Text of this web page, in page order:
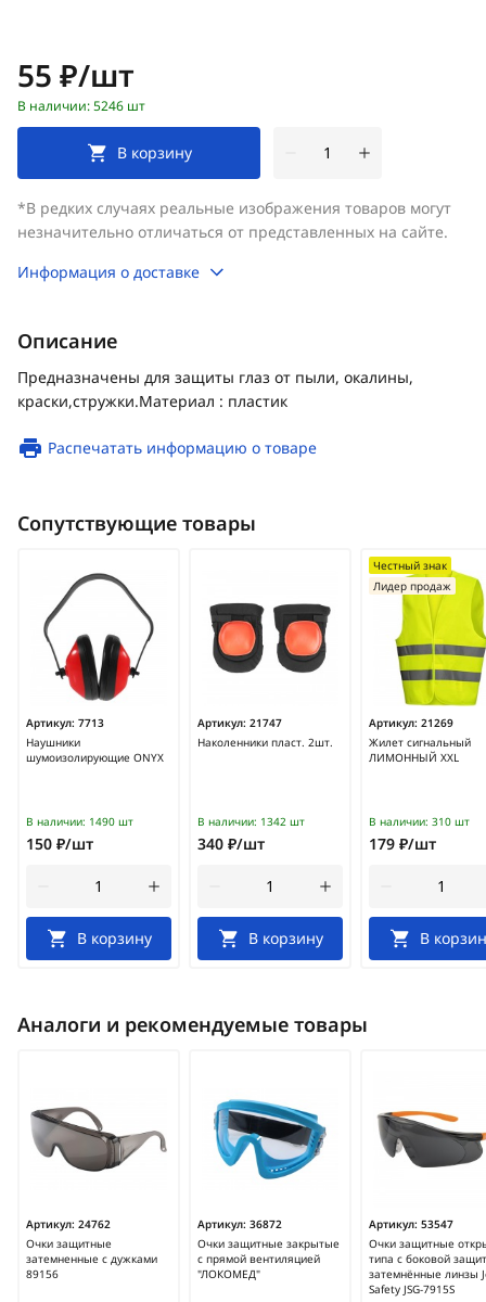
Цена:
55 ₽/шт
В наличии: 5246 шт
В корзину
*В редких случаях реальные изображения товаров могут
незначительно отличаться от представленных на сайте.
Информация о доставке
Описание
Предназначены для защиты глаз от пыли, окалины,
краски,стружки.Материал : пластик
Распечатать информацию о товаре
Сопутствующие товары
Артикул: 7713
Наушники
шумоизолирующие ONYX
В наличии: 1490 шт
150 ₽/шт
В корзину
Артикул: 21747
Наколенники пласт. 2шт.
В наличии: 1342 шт
340 ₽/шт
В корзину
Артикул: 21269
Жилет сигнальный
ЛИМОННЫЙ XXL
Честный знак
Лидер продаж
В наличии: 310 шт
179 ₽/шт
В
Аналоги и рекомендуемые товары
Артикул: 24762
Очки защитные
затемненные с дужками
89156
Артикул: 36872
Очки защитные закрытые
с прямой вентиляцией
"ЛОКОМЕД"
Артикул: 53547
Очки защитные
типа с боковой
затемнённые линзы
Safety JSG-7915S